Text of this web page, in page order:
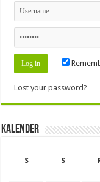
Lost your password?
Kalender
S
S